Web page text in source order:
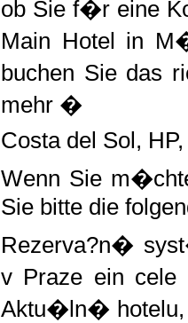
ob Sie f�r eine
Main Hotel in
buchen Sie das
mehr �
Costa del Sol,
Wenn Sie
Sie bitte die
Rezerva?n�
v Praze ein
Aktu�ln�